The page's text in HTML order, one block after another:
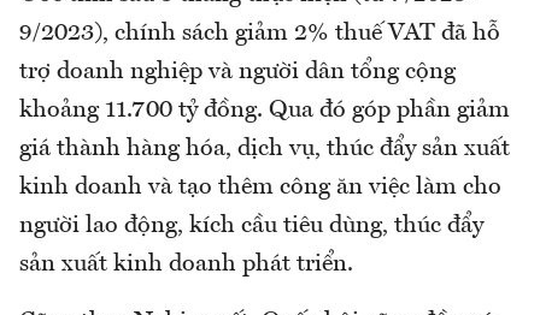
9/2023), chính sách giảm 2% thuế VAT đã hỗ
trợ doanh nghiệp và người dân tổng cộng
khoảng 11.700 tỷ đồng. Qua đó góp phần giảm
giá thành hàng hóa, dịch vụ, thúc đẩy sản xuất
kinh doanh và tạo thêm công ăn việc làm cho
người lao động, kích cầu tiêu dùng, thúc đẩy
sản xuất kinh doanh phát triển.